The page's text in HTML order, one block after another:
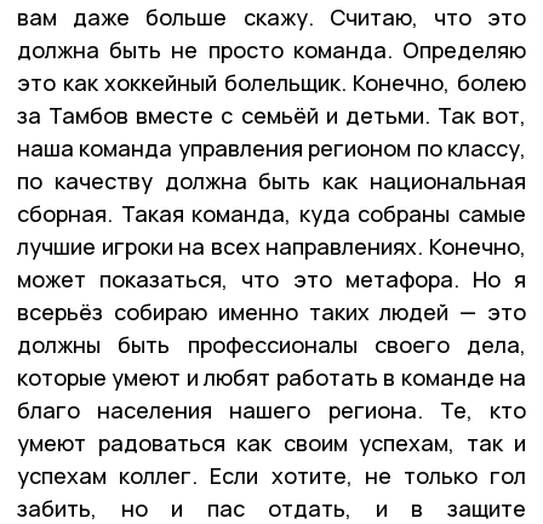
вам даже больше скажу. Считаю, что это
должна быть не просто команда. Определяю
это как хоккейный болельщик. Конечно, болею
за Тамбов вместе с семьёй и детьми. Так вот,
наша команда управления регионом по классу,
по качеству должна быть как национальная
сборная. Такая команда, куда собраны самые
лучшие игроки на всех направлениях. Конечно,
может показаться, что это метафора. Но я
всерьёз собираю именно таких людей — это
должны быть профессионалы своего дела,
которые умеют и любят работать в команде на
благо населения нашего региона. Те, кто
умеют радоваться как своим успехам, так и
успехам коллег. Если хотите, не только гол
забить, но и пас отдать, и в защите